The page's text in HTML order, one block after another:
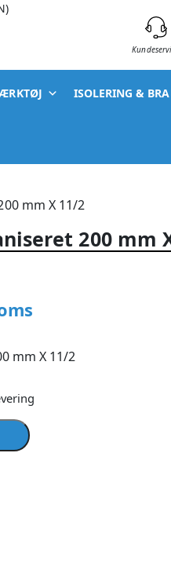
ISOLERING &
mm X 11/2
200 mm
mm X 11/2